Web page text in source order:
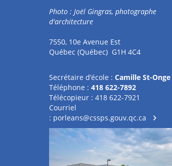
Photo : Joël Gingras, photographe
d'architecture
7550, 10e Avenue Est
Québec (Québec) G1H 4C4
Secrétaire d’école : Camille St-Onge
Téléphone : 418 622-7892
Télécopieur : 418 622-7921
Courriel
: porleans@cssps.gouv.qc.ca